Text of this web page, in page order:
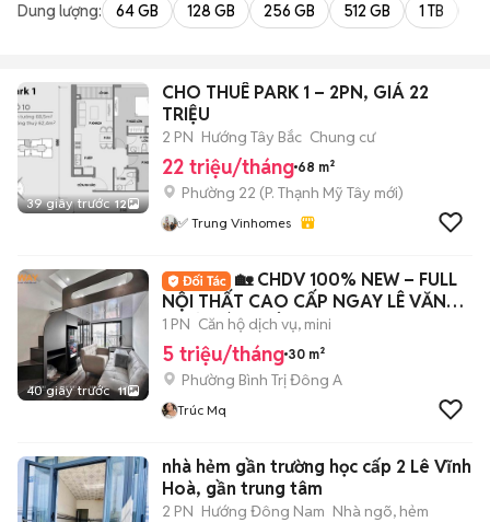
Dung lượng: 64 GB 128 GB 256 GB 512 GB 1 TB
39 giây trước 12
CHO THUÊ PARK 1 – 2PN, GIÁ 22
TRIỆU
2 PN Hướng Tây Bắc Chung cư
22 triệu/tháng 68 m²
Phường 22 (P. Thạnh Mỹ Tây mới)
✅ Trung Vinhomes
40 giây trước 11
🏡 CHDV 100% NEW – FULL
NỘI THẤT CAO CẤP NGAY LÊ VĂN
QUỚI, BÌNH TÂN ✨
1 PN Căn hộ dịch vụ, mini
5 triệu/tháng 30 m²
Phường Bình Trị Đông A
Trúc Mq
nhà hẻm gần trường học cấp 2 Lê Vĩnh
Hoà, gần trung tâm
2 PN Hướng Đông Nam Nhà ngõ, hẻm